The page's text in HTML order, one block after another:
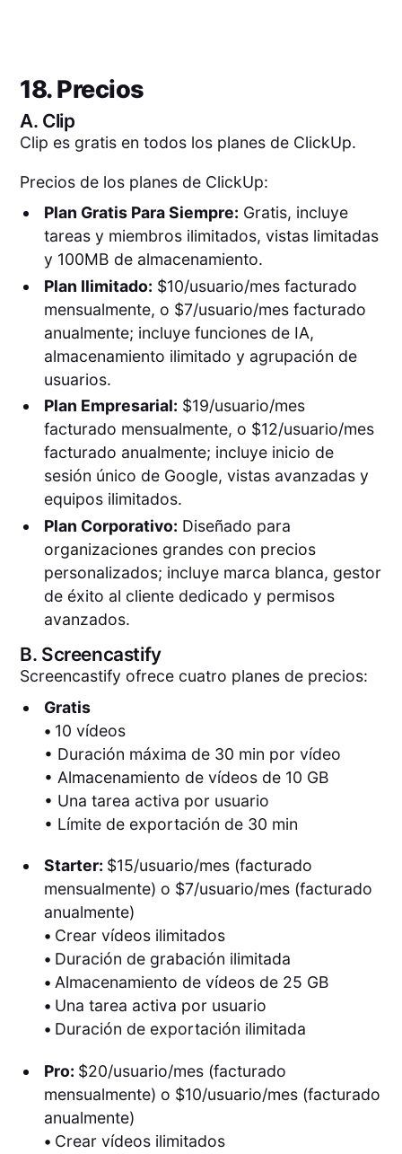
18. Precios
A. Clip
Clip es gratis en todos los planes de ClickUp.
Precios de los planes de ClickUp:
Plan Gratis Para Siempre: Gratis, incluye
tareas y miembros ilimitados, vistas limitadas
y 100MB de almacenamiento.
Plan Ilimitado: $10/usuario/mes facturado
mensualmente, o $7/usuario/mes facturado
anualmente; incluye funciones de IA,
almacenamiento ilimitado y agrupación de
usuarios.
Plan Empresarial: $19/usuario/mes
facturado mensualmente, o $12/usuario/mes
facturado anualmente; incluye inicio de
sesión único de Google, vistas avanzadas y
equipos ilimitados.
Plan Corporativo: Diseñado para
organizaciones grandes con precios
personalizados; incluye marca blanca, gestor
de éxito al cliente dedicado y permisos
avanzados.
B. Screencastify
Screencastify ofrece cuatro planes de precios:
Gratis
• 10 vídeos
• Duración máxima de 30 min por vídeo
• Almacenamiento de vídeos de 10 GB
• Una tarea activa por usuario
• Límite de exportación de 30 min
Starter: $15/usuario/mes (facturado
mensualmente) o $7/usuario/mes (facturado
anualmente)
• Crear vídeos ilimitados
• Duración de grabación ilimitada
• Almacenamiento de vídeos de 25 GB
• Una tarea activa por usuario
• Duración de exportación ilimitada
Pro: $20/usuario/mes (facturado
mensualmente) o $10/usuario/mes (facturado
anualmente)
• Crear vídeos ilimitados